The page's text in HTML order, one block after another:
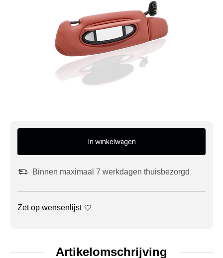
Porsche informatie
In winkelwagen
Binnen maximaal 7 werkdagen thuisbezorgd
Zet op wensenlijst
Artikelomschrijving